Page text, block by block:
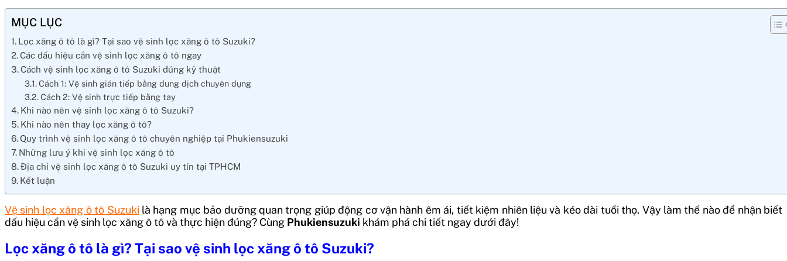
MỤC LỤC
Lọc xăng ô tô là gì? Tại sao vệ sinh lọc xăng ô tô Suzuki?
Các dấu hiệu cần vệ sinh lọc xăng ô tô ngay
Cách vệ sinh lọc xăng ô tô Suzuki đúng kỹ thuật
Cách 1: Vệ sinh gián tiếp bằng dung dịch chuyên dụng
Cách 2: Vệ sinh trực tiếp bằng tay
Khi nào nên vệ sinh lọc xăng ô tô Suzuki?
Khi nào nên thay lọc xăng ô tô?
Quy trình vệ sinh lọc xăng ô tô chuyên nghiệp tại Phukiensuzuki
Những lưu ý khi vệ sinh lọc xăng ô tô
Địa chỉ vệ sinh lọc xăng ô tô Suzuki uy tín tại TPHCM
Kết luận
Vệ sinh lọc xăng ô tô Suzuki là hạng mục bảo dưỡng quan trọng giúp động cơ vận hành êm ái, tiết kiệm nhiên liệu và kéo dài tuổi thọ. Vậy làm thế nào để nhận biết
dấu hiệu cần vệ sinh lọc xăng ô tô và thực hiện đúng? Cùng Phukiensuzuki khám phá chi tiết ngay dưới đây!
Lọc xăng ô tô là gì? Tại sao vệ sinh lọc xăng ô tô Suzuki?